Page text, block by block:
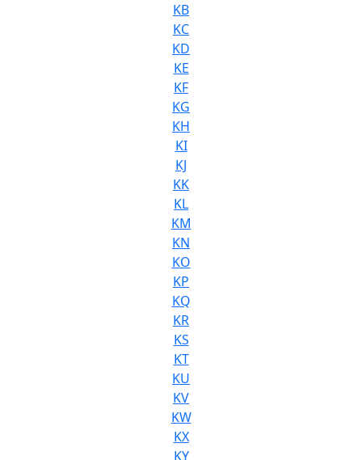
KB
KC
KD
KE
KF
KG
KH
KI
KJ
KK
KL
KM
KN
KO
KP
KQ
KR
KS
KT
KU
KV
KW
KX
KY